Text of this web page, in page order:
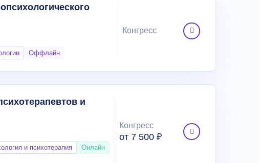
Оффлайн
Конгресс
и
и психотерапия
Онлайн
Конгресс
от 7 500 ₽